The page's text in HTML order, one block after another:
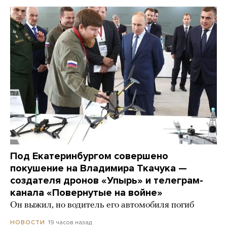
Под Екатеринбургом совершено
покушение на Владимира Ткачука —
создателя дронов «Упырь» и телеграм-
канала «Повернутые на войне»
Он выжил, но водитель его автомобиля погиб
НОВОСТИ 19 часов назад